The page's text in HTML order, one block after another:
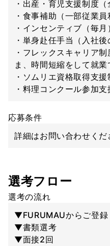
・出産・育児支援制度（
・食事補助（一部従業員
・インセンティブ（毎月
・単身赴任手当（入社後
・フレックスキャリア
ま、時間短縮をして就業
・ソムリエ資格取得支援
・料理コンクール参加支
応募条件
詳細はお問い合わせくだ
選考フロー
選考の流れ
▼FURUMAUからご登録
▼書類選考
▼面接2回